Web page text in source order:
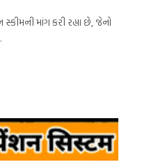
માંગ કરી રહ્યા છે, જેનો